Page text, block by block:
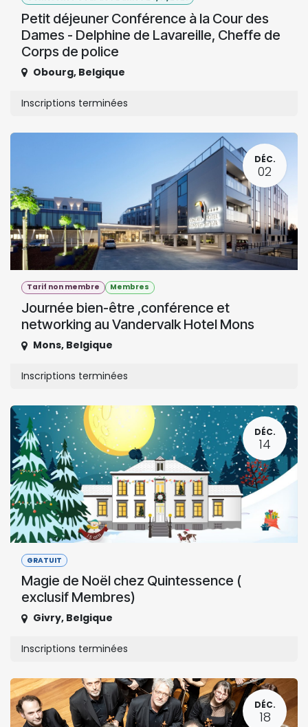
Petit déjeuner Conférence à la Cour des
Dames - Delphine de Lavareille, Cheffe de
Corps de police
Obourg, Belgique
Inscriptions terminées
DÉC.
02
Tarif non membre Membres
Journée bien-être ,conférence et
networking au Vandervalk Hotel Mons
Mons, Belgique
Inscriptions terminées
DÉC.
14
GRATUIT
Magie de Noël chez Quintessence (
exclusif Membres)
Givry, Belgique
Inscriptions terminées
DÉC.
18